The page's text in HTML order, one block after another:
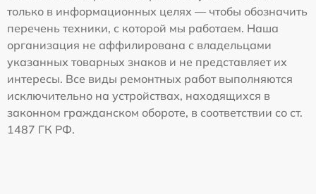
только в информационных целях — чтобы обозначить
перечень техники, с которой мы работаем. Наша
организация не аффилирована с владельцами
указанных товарных знаков и не представляет их
интересы. Все виды ремонтных работ выполняются
исключительно на устройствах, находящихся в
законном гражданском обороте, в соответствии со ст.
1487 ГК РФ.